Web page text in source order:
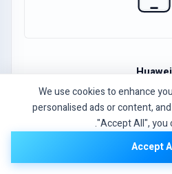
We use cookies to enhance
personalised ads or content,
"Accept All", you
Accept